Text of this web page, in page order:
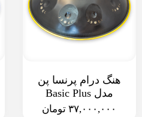
هنگ درام پرنسا پن
مدل Basic Plus
۳۷,۰۰۰,۰۰۰ تومان